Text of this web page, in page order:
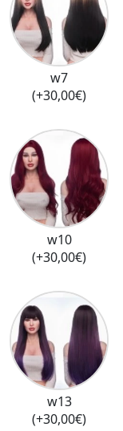
w7
(+30,00€)
w10
(+30,00€)
w13
(+30,00€)